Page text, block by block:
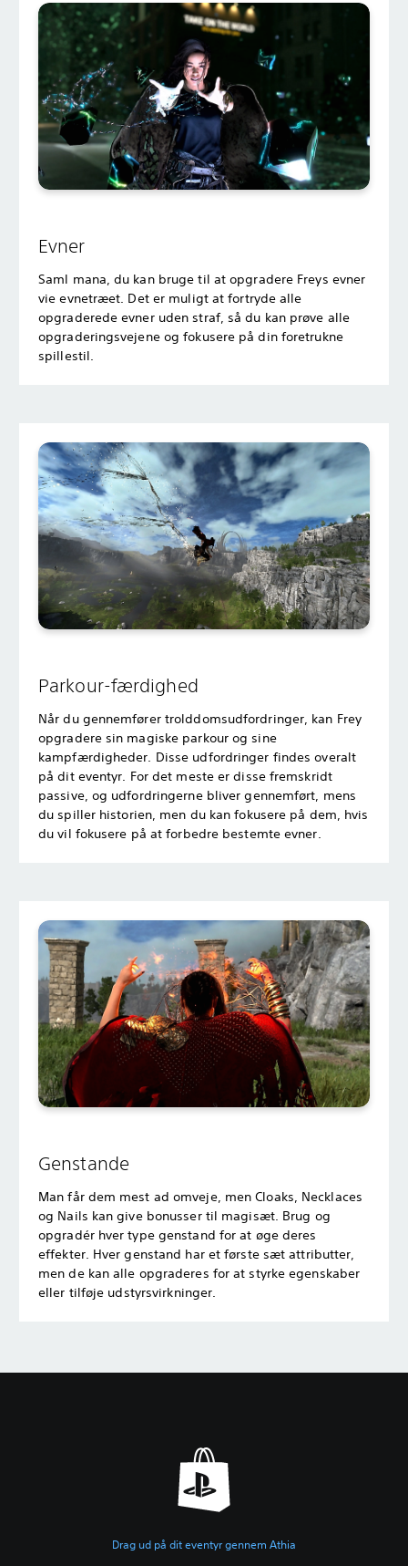
Evner
Saml mana, du kan bruge til at opgradere Freys evner
vie evnetræet. Det er muligt at fortryde alle
opgraderede evner uden straf, så du kan prøve alle
opgraderingsvejene og fokusere på din foretrukne
spillestil.
Parkour-færdighed
Når du gennemfører trolddomsudfordringer, kan Frey
opgradere sin magiske parkour og sine
kampfærdigheder. Disse udfordringer findes overalt
på dit eventyr. For det meste er disse fremskridt
passive, og udfordringerne bliver gennemført, mens
du spiller historien, men du kan fokusere på dem, hvis
du vil fokusere på at forbedre bestemte evner.
Genstande
Man får dem mest ad omveje, men Cloaks, Necklaces
og Nails kan give bonusser til magisæt. Brug og
opgradér hver type genstand for at øge deres
effekter. Hver genstand har et første sæt attributter,
men de kan alle opgraderes for at styrke egenskaber
eller tilføje udstyrsvirkninger.
Drag ud på dit eventyr gennem Athia